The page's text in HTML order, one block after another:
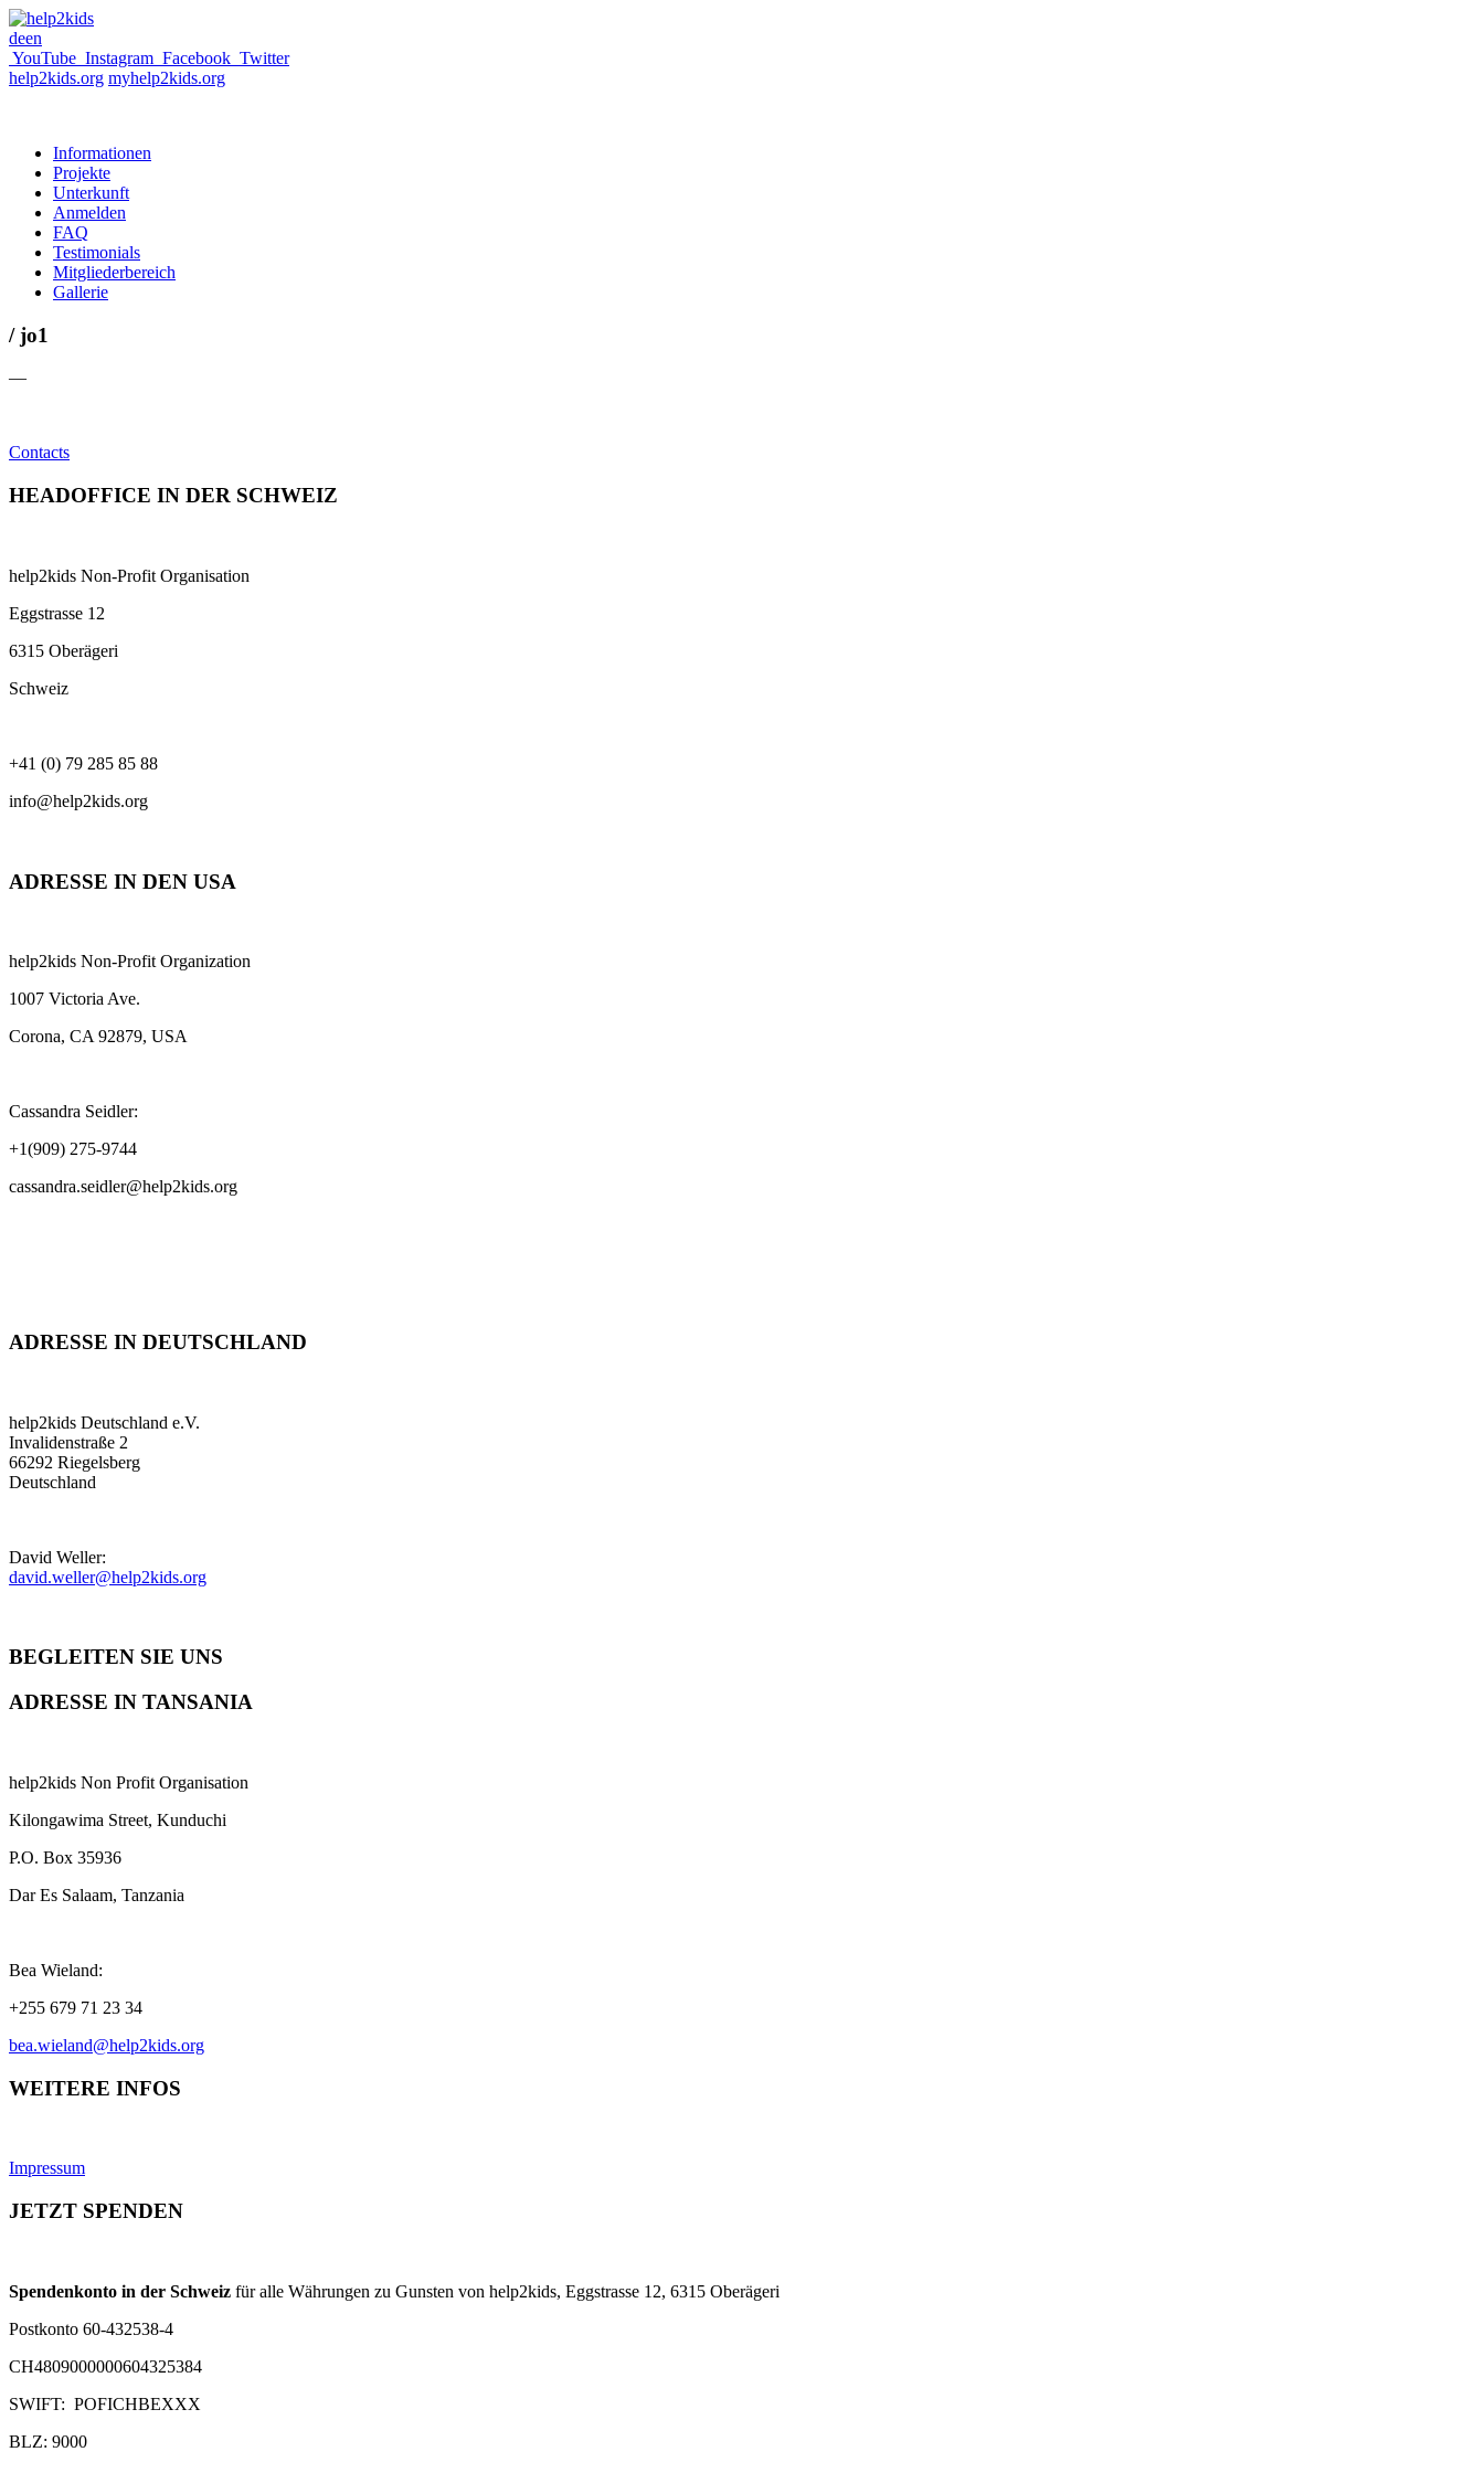
deen
YouTube Instagram Facebook Twitter
help2kids.org myhelp2kids.org
Informationen
Projekte
Unterkunft
Anmelden
FAQ
Testimonials
Mitgliederbereich
Gallerie
/ jo1
—
Contacts
HEADOFFICE IN DER SCHWEIZ
help2kids Non-Profit Organisation
Eggstrasse 12
6315 Oberägeri
Schweiz
+41 (0) 79 285 85 88
info@help2kids.org
ADRESSE IN DEN USA
help2kids Non-Profit Organization
1007 Victoria Ave.
Corona, CA 92879, USA
Cassandra Seidler:
+1(909) 275-9744
cassandra.seidler@help2kids.org
ADRESSE IN DEUTSCHLAND
help2kids Deutschland e.V.
Invalidenstraße 2
66292 Riegelsberg
Deutschland
David Weller:
david.weller@help2kids.org
BEGLEITEN SIE UNS
ADRESSE IN TANSANIA
help2kids Non Profit Organisation
Kilongawima Street, Kunduchi
P.O. Box 35936
Dar Es Salaam, Tanzania
Bea Wieland:
+255 679 71 23 34
bea.wieland@help2kids.org
WEITERE INFOS
Impressum
JETZT SPENDEN
Spendenkonto in der Schweiz für alle Währungen zu Gunsten von help2kids, Eggstrasse 12, 6315 Oberägeri
Postkonto 60-432538-4
CH4809000000604325384
SWIFT: POFICHBEXXX
BLZ: 9000